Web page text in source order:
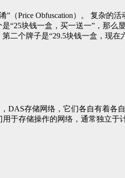
（Price Obfuscation）。 复杂
“25块钱一盒，买一送一”，那
二个牌子是“29.5块钱一盒，现
DAS存储网络，它们各自有着
于存储操作的网络，通常独立